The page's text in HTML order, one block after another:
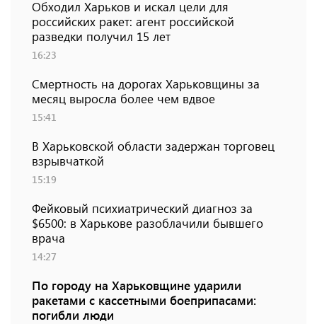
Обходил Харьков и искал цели для
российских ракет: агент российской
разведки получил 15 лет
16:23
Смертность на дорогах Харьковщины за
месяц выросла более чем вдвое
15:41
В Харьковской области задержан торговец
взрывчаткой
15:19
Фейковый психиатрический диагноз за
$6500: в Харькове разоблачили бывшего
врача
14:27
По городу на Харьковщине ударили
ракетами с кассетными боеприпасами:
погибли люди